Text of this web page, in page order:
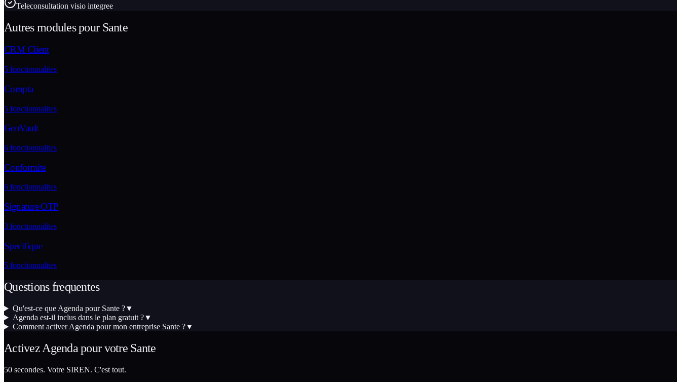
Teleconsultation visio integree
Autres modules pour Sante
CRM Client
5 fonctionnalites
Compta
5 fonctionnalites
GenVault
6 fonctionnalites
Conformite
6 fonctionnalites
Signature OTP
3 fonctionnalites
Specifique
5 fonctionnalites
Questions frequentes
Qu'est-ce que Agenda pour Sante ?▼
Agenda est-il inclus dans le plan gratuit ?▼
Comment activer Agenda pour mon entreprise Sante ?▼
Activez Agenda pour votre Sante
50 secondes. Votre SIREN. C'est tout.